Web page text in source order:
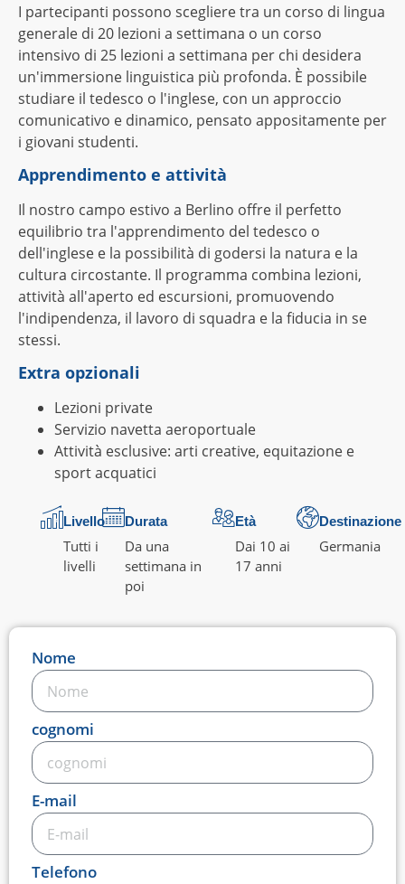
I partecipanti possono scegliere tra un corso di lingua
generale di 20 lezioni a settimana o un corso
intensivo di 25 lezioni a settimana per chi desidera
un'immersione linguistica più profonda. È possibile
studiare il tedesco o l'inglese, con un approccio
comunicativo e dinamico, pensato appositamente per
i giovani studenti.
Apprendimento e attività
Il nostro campo estivo a Berlino offre il perfetto
equilibrio tra l'apprendimento del tedesco o
dell'inglese e la possibilità di godersi la natura e la
cultura circostante. Il programma combina lezioni,
attività all'aperto ed escursioni, promuovendo
l'indipendenza, il lavoro di squadra e la fiducia in se
stessi.
Extra opzionali
Lezioni private
Servizio navetta aeroportuale
Attività esclusive: arti creative, equitazione e
sport acquatici
Livello
Tutti i
livelli
Durata
Da una
settimana in
poi
Età
Dai 10 ai
17 anni
Destinazione
Germania
Nome
cognomi
E-mail
Telefono